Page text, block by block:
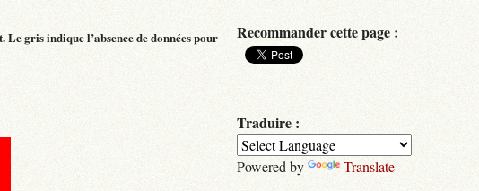
gris indique l’absence de données pour
Recommander cette page :
Traduire :
Powered by Translate